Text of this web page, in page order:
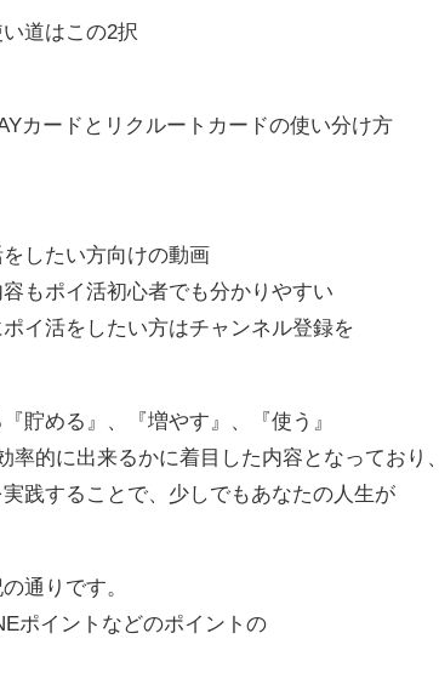
道はこの2択
カードとリクルートカードの使い分け方
したい方向けの動画
もポイ活初心者でも分かりやすい
イ活をしたい方はチャンネル登録を
貯める』、『増やす』、『使う』
的に出来るかに着目した内容となっており、
践することで、少しでもあなたの人生が
通りです。
ポイントなどのポイントの